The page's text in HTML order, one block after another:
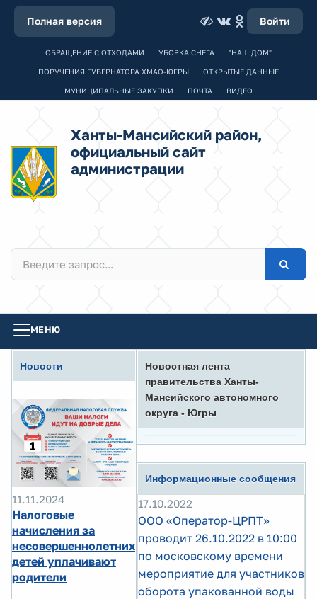
Полная версия Войти
ОБРАЩЕНИЕ С ОТХОДАМИ УБОРКА СНЕГА "НАШ ДОМ"
ПОРУЧЕНИЯ ГУБЕРНАТОРА ХМАО-ЮГРЫ ОТКРЫТЫЕ ДАННЫЕ
МУНИЦИПАЛЬНЫЕ ЗАКУПКИ ПОЧТА ВИДЕО
Ханты-Мансийский район,
официальный сайт
администрации
МЕНЮ
Новости
11.11.2024
Налоговые
начисления за
несовершеннолетних
детей уплачивают
родители
Новостная лента
правительства Ханты-
Мансийского автономного
округа - Югры
Информационные сообщения
17.10.2022
ООО «Оператор-ЦРПТ»
проводит 26.10.2022 в 10:00
по московскому времени
мероприятие для участников
оборота упакованной воды